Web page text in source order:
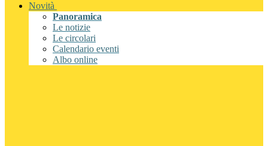
Novità
Panoramica
Le notizie
Le circolari
Calendario eventi
Albo online